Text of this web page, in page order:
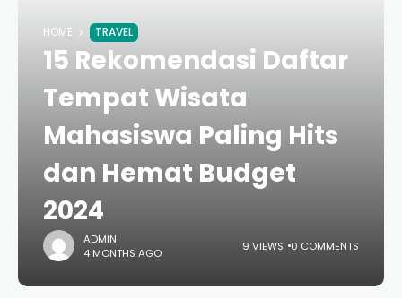
HOME TRAVEL
15 Rekomendasi Daftar
Tempat Wisata
Mahasiswa Paling Hits
dan Hemat Budget
2024
ADMIN
4 MONTHS AGO
9 VIEWS 0 COMMENTS